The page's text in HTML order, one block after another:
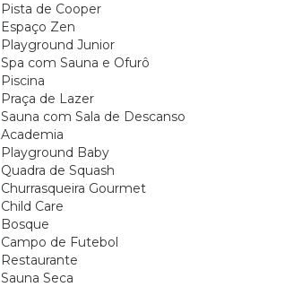
Pista de Cooper
Espaço Zen
Playground Junior
Spa com Sauna e Ofurô
Piscina
Praça de Lazer
Sauna com Sala de Descanso
Academia
Playground Baby
Quadra de Squash
Churrasqueira Gourmet
Child Care
Bosque
Campo de Futebol
Restaurante
Sauna Seca